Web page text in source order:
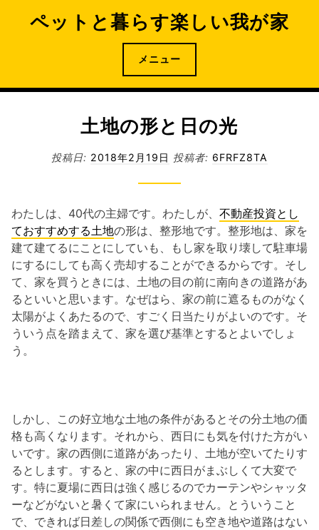
へ
ペットと暮らす楽しい我が家
メニュー
土地の形と日の光
投稿日: 2018年2月19日 投稿者: 6FRFZ8TA
わたしは、40代の主婦です。わたしが、 不動産投資とし
ておすすめする土地の形は、整形地です。整形地は、家を
建て建てるにことにしていも、もし家を取り壊して駐車場
にするにしても高く売却することができるからです。そし
て、家を買うときには、土地の目の前に南向きの道路があ
るといいと思います。なぜはら、家の前に遮るものがなく
太陽がよくあたるので、すごく日当たりがよいのです。そ
ういう点を踏まえて、家を選び基準とするとよいでしょ
う。
しかし、この好立地な土地の条件があるとその分土地の価
格も高くなります。それから、西日にも気を付けた方がい
いです。家の西側に道路があったり、土地が空いてたりす
るとします。すると、家の中に西日がまぶしくて大変で
す。特に夏場に西日は強く感じるのでカーテンやシャッタ
ーなどがないと暑くて家にいられません。とういうこと
で、できれば日差しの関係で西側にも空き地や道路はない